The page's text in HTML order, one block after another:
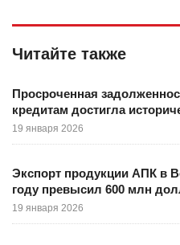
Читайте также
Просроченная
кредитам достигла
19 января 2026
Экспорт продукции АПК в
году превысил 600 млн
19 января 2026